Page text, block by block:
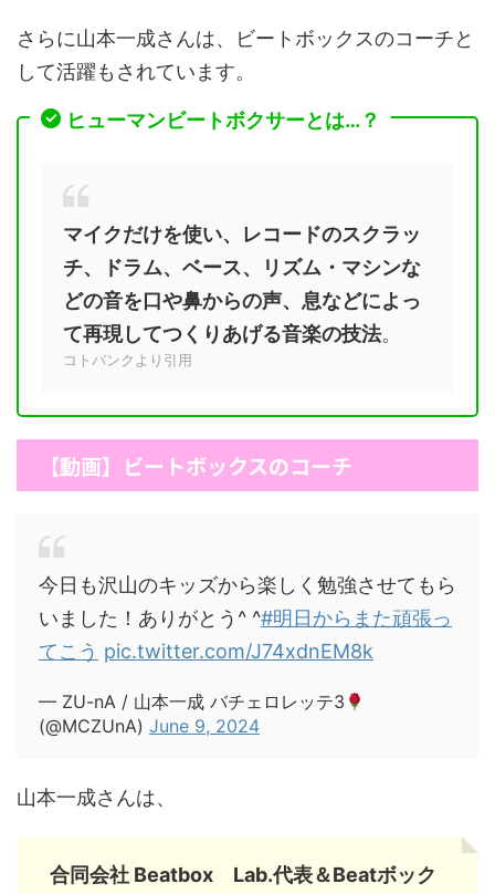
さらに山本一成さんは、ビートボックスのコーチと
して活躍もされています。
ヒューマンビートボクサーとは…？
マイクだけを使い、レコードのスクラッ
チ、ドラム、ベース、リズム・マシンな
どの音を口や鼻からの声、息などによっ
て再現してつくりあげる音楽の技法。
コトバンクより引用
【動画】ビートボックスのコーチ
今日も沢山のキッズから楽しく勉強させてもら
いました！ありがとう^ ^#明日からまた頑張っ
てこう pic.twitter.com/J74xdnEM8k
— ZU-nA / 山本一成 バチェロレッテ3
(@MCZUnA) June 9, 2024
山本一成さんは、
合同会社 Beatbox Lab.代表＆Beatボック